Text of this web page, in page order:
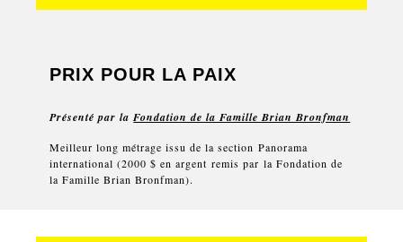
PRIX POUR LA PAIX
Présenté par laFondation de la Famille Brian Bronfman
Meilleur long métrage issu de la section Panorama
international (2000 $ en argent remis par la Fondation de
la Famille Brian Bronfman).